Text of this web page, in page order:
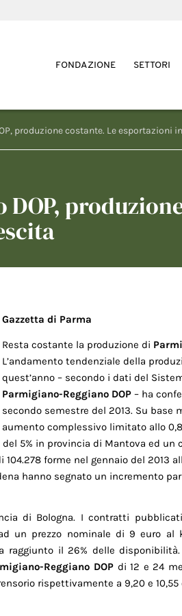
FONDAZIONE SETTORI
produzione costante. Le esportazioni
Gazzetta di Parma
Resta costante la produzione di
L’andamento tendenziale della
quest’anno – secondo i dati del
Parmigiano-Reggiano DOP – ha
secondo semestre del 2013. Su base
aumento complessivo limitato allo
5% in provincia di Mantova ed un
forme nel gennaio del 2013
hanno segnato un incremento
di Bologna. I contratti
un prezzo nominale di 9 euro al
il 26% delle disponibilità.
Reggiano DOPdi 12 e 24
rispettivamente a 9,20 e 10,55